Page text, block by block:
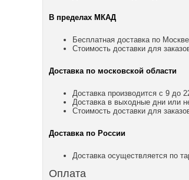
В пределах МКАД
Бесплатная доставка по
Стоимость доставки для
Доставка по московской области
Доставка производится с 9 до
Доставка в выходные дни или
Стоимость доставки для
Доставка по России
Доставка осуществляется по
Оплата